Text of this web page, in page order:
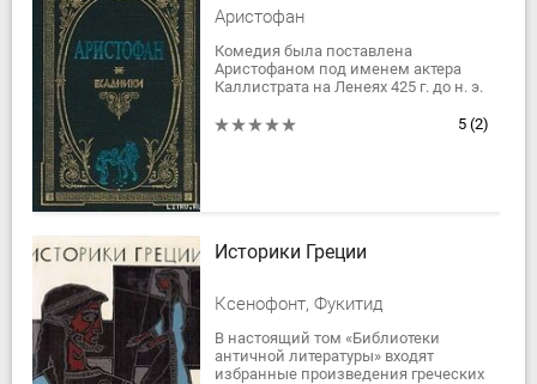
Аристофан
Комедия была поставлена
Аристофаном под именем актера
Каллистрата на Ленеях 425 г. до н. э.
самый крупный из аттических
5 (2)
Историки Греции
Ксенофонт, Фукитид
В настоящий том «Библиотеки
античной литературы» входят
избранные произведения греческих